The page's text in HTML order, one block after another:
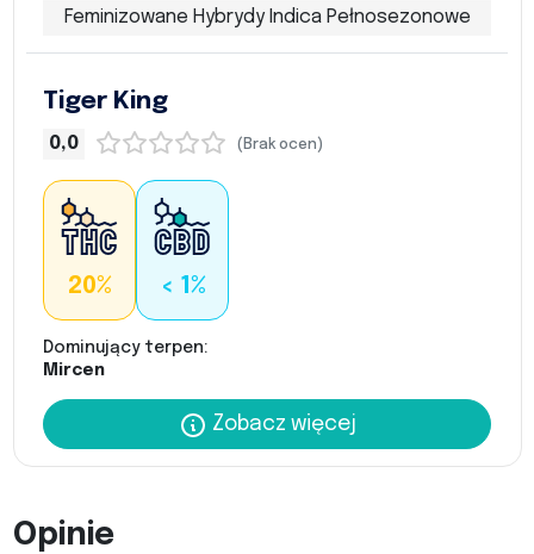
Feminizowane Hybrydy Indica Pełnosezonowe
Tiger King
0,0 (Brak ocen)
20% < 1%
Dominujący terpen:
Mircen
Zobacz więcej
Opinie